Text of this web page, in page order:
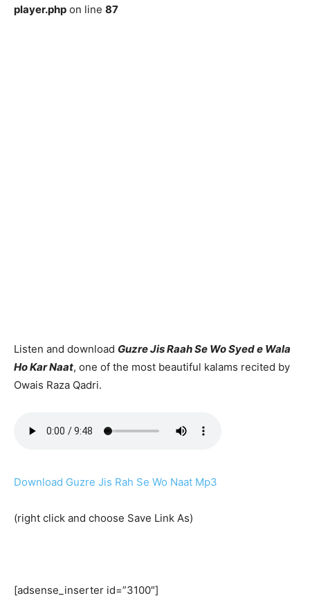
player.php on line 87
Listen and download Guzre Jis Raah Se Wo Syed e Wala
Ho Kar Naat, one of the most beautiful kalams recited by
Owais Raza Qadri.
Download Guzre Jis Rah Se Wo Naat Mp3
(right click and choose Save Link As)
[adsense_inserter id=”3100″]